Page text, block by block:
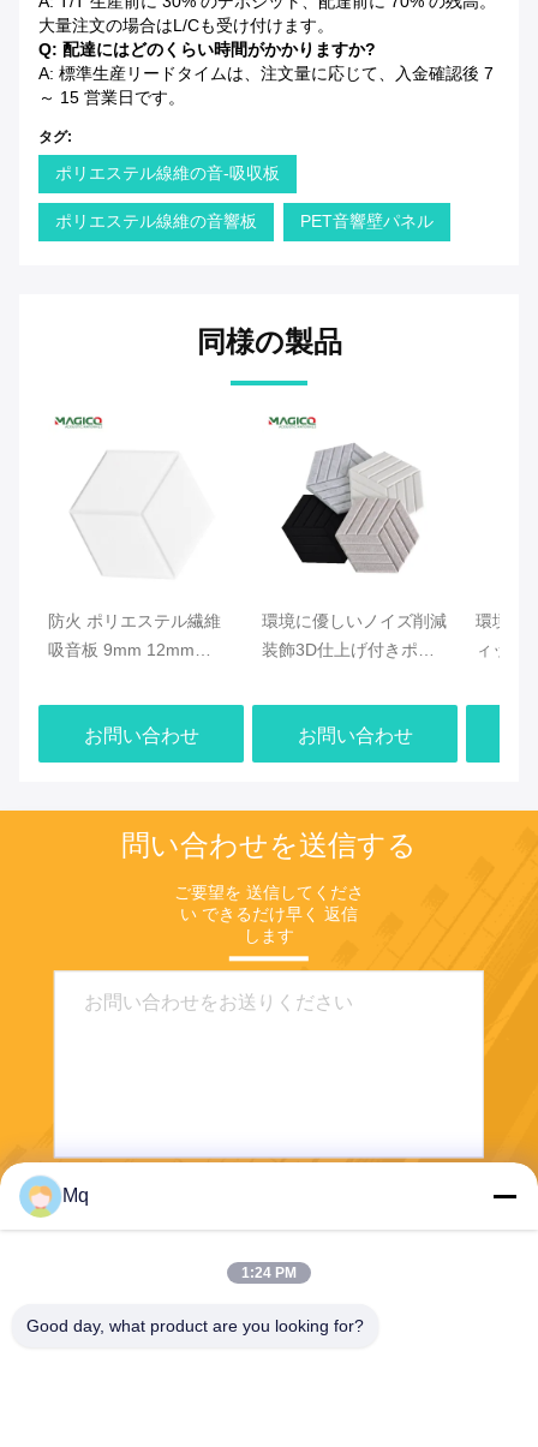
大量注文の場合はL/Cも受け付けます。
Q: 配達にはどのくらい時間がかかりますか?
A: 標準生産リードタイムは、注文量に応じて、入金確認後 7
～ 15 営業日です。
タグ:
ポリエステル線維の音-吸収板
ポリエステル線維の音響板 PET音響壁パネル
同様の製品
防火 ポリエステル繊維
吸音板 9mm 12mm
お問い合わせ
環境に優しいノイズ削減
装飾3D仕上げ付きポリ
お問い合わせ
環境に
ィック
ネル
問い合わせを送信する
ご要望を 送信してくださ
い できるだけ早く 返信
します
Mq
1:24 PM
Good day, what product are you looking for?